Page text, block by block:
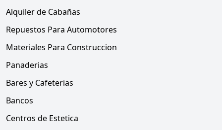
Alquiler de Cabañas
Repuestos Para Automotores
Materiales Para Construccion
Panaderias
Bares y Cafeterias
Bancos
Centros de Estetica